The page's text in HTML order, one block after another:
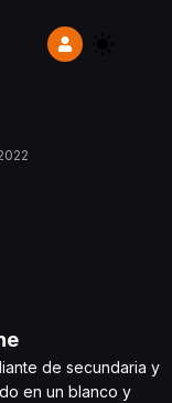
de secundaria y
en un blanco y